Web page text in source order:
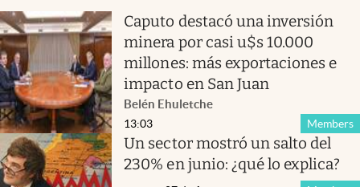
Caputo destacó una inversión
minera por casi u$s 10.000
millones: más exportaciones e
impacto en San Juan
Belén Ehuletche
Members
13:03
Un sector mostró un salto del
230% en junio: ¿qué lo explica?